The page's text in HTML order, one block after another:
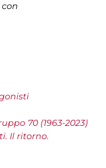
70 (1963-2023)
Il ritorno.